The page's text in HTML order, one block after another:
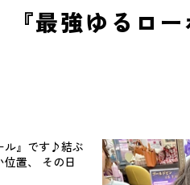
最強ゆるロ
ル』です♪結ぶ
置、 その日